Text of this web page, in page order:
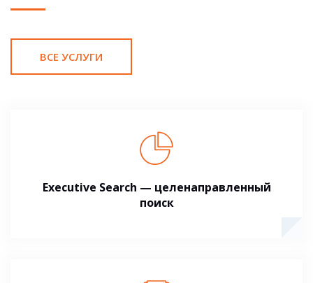
ВСЕ УСЛУГИ
Executive Search — целенаправленный
поиск